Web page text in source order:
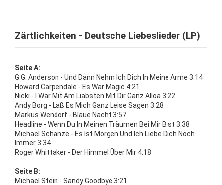
Zärtlichkeiten - Deutsche Liebeslieder (LP)
Seite A:
G.G. Anderson - Und Dann Nehm Ich Dich In Meine Arme 3:14
Howard Carpendale - Es War Magic 4:21
Nicki - I Wär Mit Am Liabsten Mit Dir Ganz Alloa 3:22
Andy Borg - Laß Es Mich Ganz Leise Sagen 3:28
Markus Wendorf - Blaue Nacht 3:57
Headline - Wenn Du In Meinen Träumen Bei Mir Bist 3:38
Michael Schanze - Es Ist Morgen Und Ich Liebe Dich Noch
Immer 3:34
Roger Whittaker - Der Himmel Über Mir 4:18
Seite B:
Michael Stein - Sandy Goodbye 3:21